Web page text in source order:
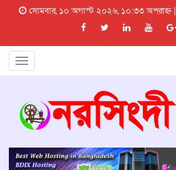
সোমবার, ১০ অগাস্ট ২০২৬, ১০:৩৩ অপরাহ্ন |
Toggle